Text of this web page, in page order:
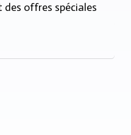
offres spéciales